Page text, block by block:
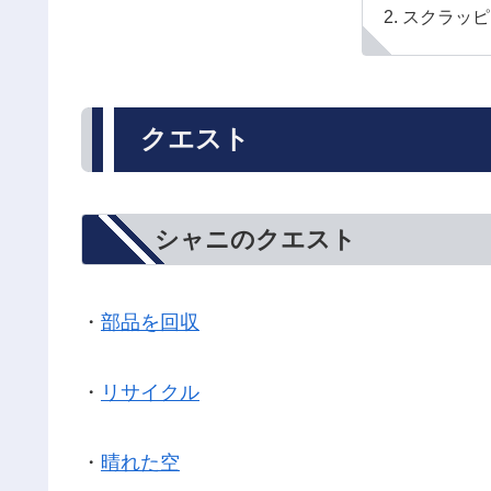
スクラッ
クエスト
シャニのクエスト
・ 部品を回収
・ リサイクル
・ 晴れた空